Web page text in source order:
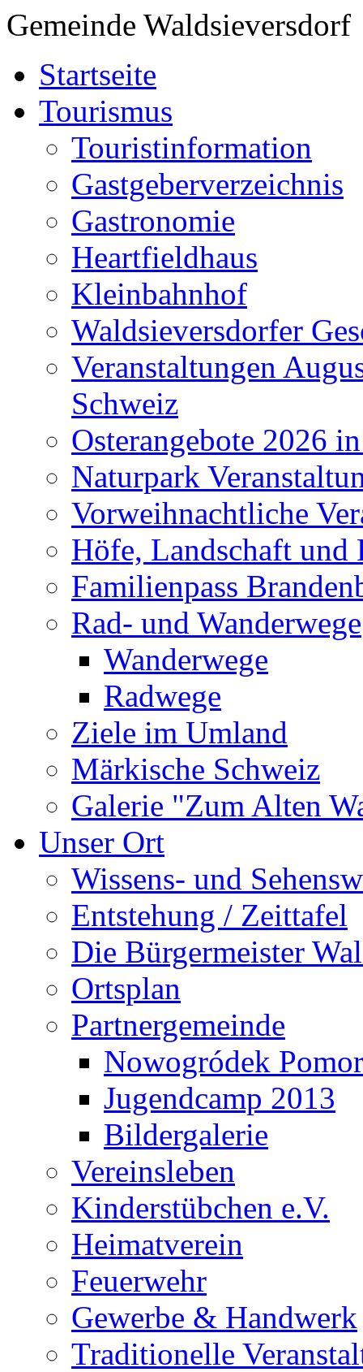
Gemeinde Waldsieversdorf
Startseite
Tourismus
Touristinformation
Gastgeberverzeichnis
Gastronomie
Heartfieldhaus
Kleinbahnhof
Waldsieversdorfer
Veranstaltungen
Schweiz
Osterangebote 2026
Naturpark
Vorweihnachtliche
Höfe, Landschaft und
Familienpass
Rad- und Wanderwege
Wanderwege
Radwege
Ziele im Umland
Märkische Schweiz
Galerie "Zum Alten
Unser Ort
Wissens- und
Entstehung / Zeittafel
Die Bürgermeister
Ortsplan
Partnergemeinde
Nowogródek
Jugendcamp 2013
Bildergalerie
Vereinsleben
Kinderstübchen e.V.
Heimatverein
Feuerwehr
Gewerbe & Handwerk
Traditionelle